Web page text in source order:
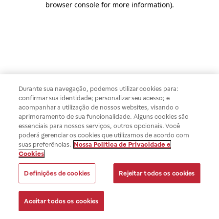
browser console for more information).
Durante sua navegação, podemos utilizar cookies para:
confirmar sua identidade; personalizar seu acesso; e
acompanhar a utilização de nossos websites, visando o
aprimoramento de sua funcionalidade. Alguns cookies são
essenciais para nossos serviços, outros opcionais. Você
poderá gerenciar os cookies que utilizamos de acordo com
suas preferências. Nossa Política de Privacidade e
Cookies
Definições de cookies Rejeitar todos os cookies
Aceitar todos os cookies